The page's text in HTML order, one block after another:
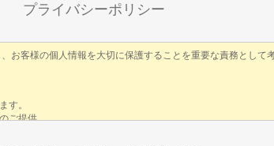
プライバシーポリシー